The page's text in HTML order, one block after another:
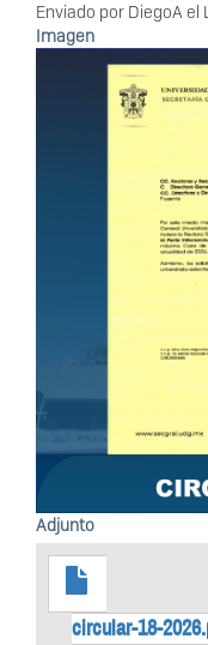
Enviado por DiegoA el
Imagen
Adjunto
circular-18-